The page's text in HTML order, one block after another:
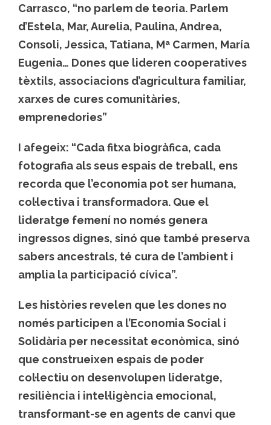
Carrasco, “no parlem de teoria. Parlem
d’Estela, Mar, Aurelia, Paulina, Andrea,
Consoli, Jessica, Tatiana, Mª Carmen, María
Eugenia… Dones que lideren cooperatives
tèxtils, associacions d’agricultura familiar,
xarxes de cures comunitàries,
emprenedories”
I afegeix: “Cada fitxa biogràfica, cada
fotografia als seus espais de treball, ens
recorda que l’economia pot ser humana,
col·lectiva i transformadora. Que el
lideratge femení no només genera
ingressos dignes, sinó que també preserva
sabers ancestrals, té cura de l’ambient i
amplia la participació cívica”.
Les històries revelen que les dones no
només participen a l’Economia Social i
Solidària per necessitat econòmica, sinó
que construeixen espais de poder
col·lectiu on desenvolupen lideratge,
resiliència i intel·ligència emocional,
transformant-se en agents de canvi que